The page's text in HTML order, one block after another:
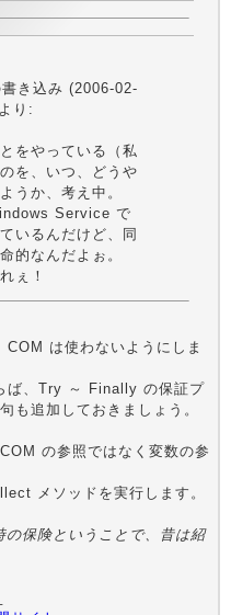
き込み (2006-02-
り:
をやっている（私
を、いつ、どうや
うか、考え中。
Service で
いるんだけど、同
的なんだよぉ。
ぇ！
COM は使わないようにしま
ば、Try ～ Finally の保証プ
も追加しておきましょう。
の参照ではなく変数の参
メソッドを実行します。
保険ということで、昔は紹